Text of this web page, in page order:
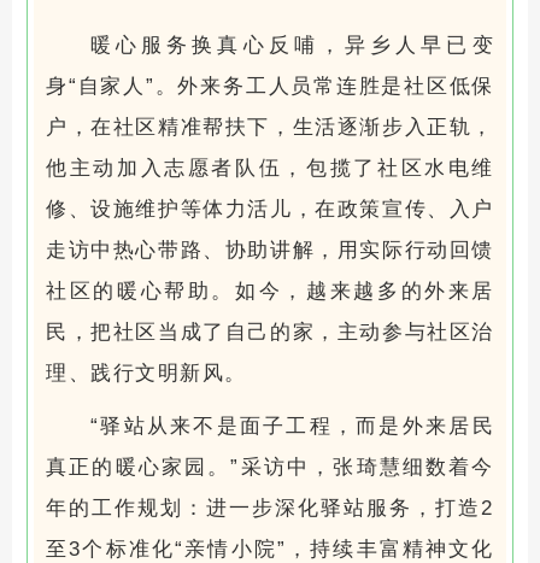
暖心服务换真心反哺，异乡人早已变
身“自家人”。外来务工人员常连胜是社区低保
户，在社区精准帮扶下，生活逐渐步入正轨，
他主动加入志愿者队伍，包揽了社区水电维
修、设施维护等体力活儿，在政策宣传、入户
走访中热心带路、协助讲解，用实际行动回馈
社区的暖心帮助。如今，越来越多的外来居
民，把社区当成了自己的家，主动参与社区治
理、践行文明新风。
“驿站从来不是面子工程，而是外来居民
真正的暖心家园。”采访中，张琦慧细数着今
年的工作规划：进一步深化驿站服务，打造2
至3个标准化“亲情小院”，持续丰富精神文化